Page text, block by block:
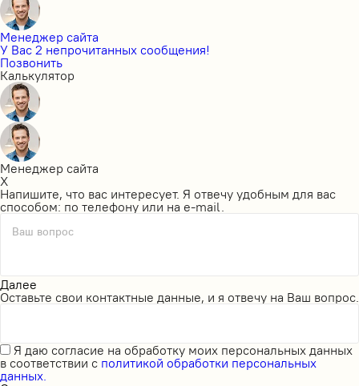
Менеджер сайта
У Вас 2 непрочитанных сообщения!
Позвонить
Калькулятор
Менеджер сайта
X
Напишите, что вас интересует. Я отвечу удобным для вас
способом: по телефону или на e-mail.
Ваш вопрос
Далее
Оставьте свои контактные данные, и я отвечу на Ваш вопрос.
Я даю согласие на обработку моих персональных данных
в соответствии с политикой обработки персональных
данных.